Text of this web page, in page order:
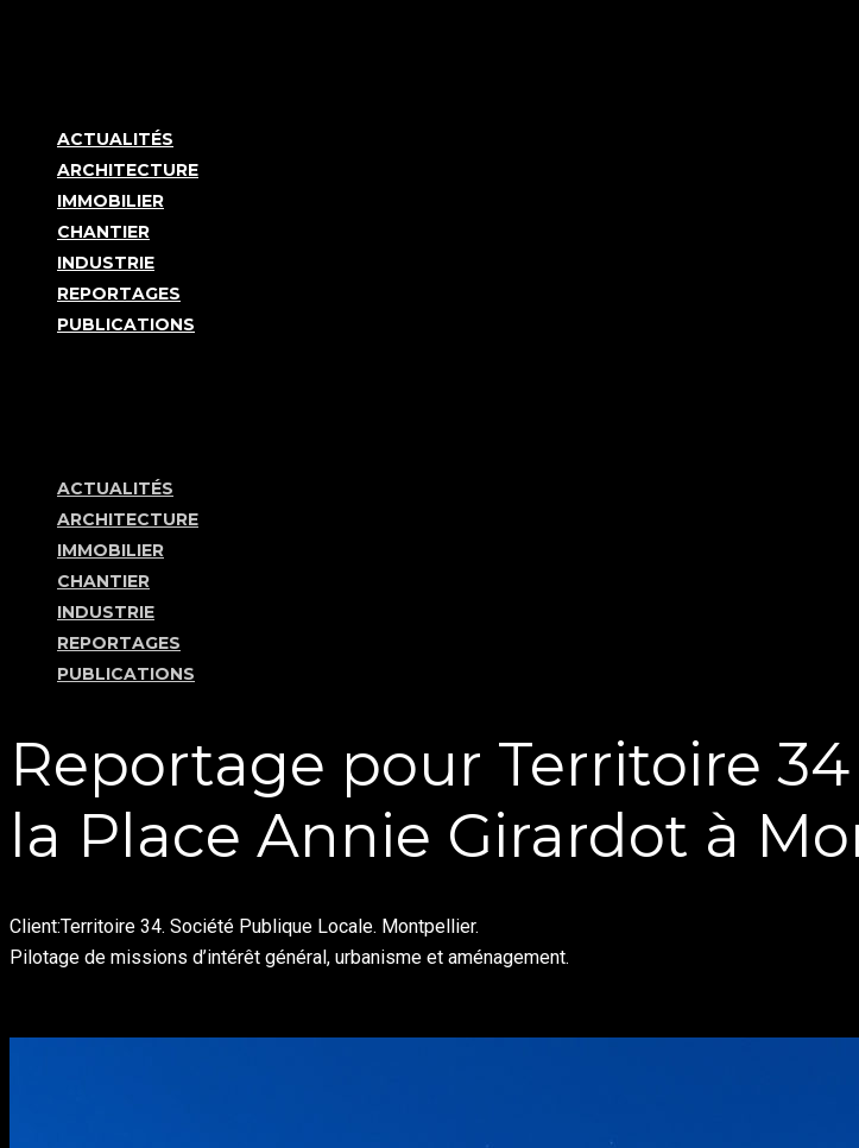
ACTUALITÉS
ARCHITECTURE
IMMOBILIER
CHANTIER
INDUSTRIE
REPORTAGES
PUBLICATIONS
ACTUALITÉS
ARCHITECTURE
IMMOBILIER
CHANTIER
INDUSTRIE
REPORTAGES
PUBLICATIONS
Reportage pour Territoire
la Place Annie Girardot à
Client:Territoire 34. Société Publique Locale. Montpellier.
Pilotage de missions d’intérêt général, urbanisme et aménagement.